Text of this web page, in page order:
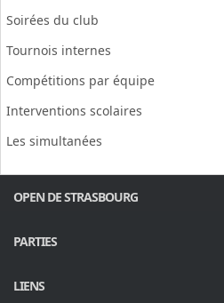
Soirées du club
Tournois internes
Compétitions par équipe
Interventions scolaires
Les simultanées
OPEN DE STRASBOURG
PARTIES
LIENS